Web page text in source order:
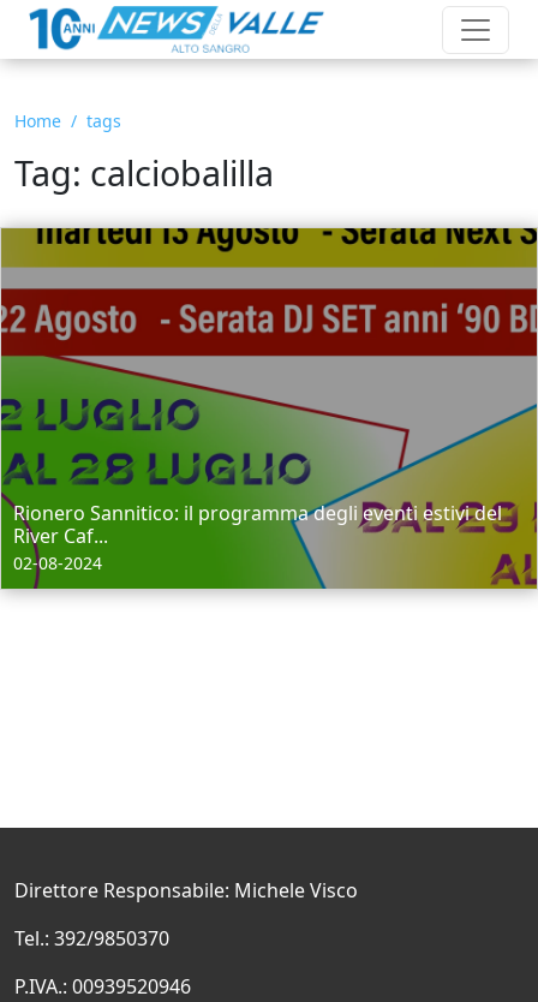
Home tags
Tag: calciobalilla
Rionero Sannitico: il programma degli eventi estivi del
River Caf...
02-08-2024
Direttore Responsabile: Michele Visco
Tel.: 392/9850370
P.IVA.: 00939520946